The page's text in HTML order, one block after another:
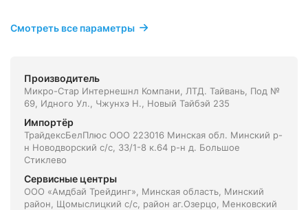
Смотреть все параметры
Производитель
Микро-Стар Интернешнл Компани, ЛТД. Тайвань, Под №
69, Идного Ул., Чжунхэ Н., Новый Тайбэй 235
Импортёр
ТрайдексБелПлюс ООО 223016 Минская обл. Минский р-
н Новодворский с/с, 33/1-8 к.64 р-н д. Большое
Стиклево
Сервисные центры
ООО «Амдбай Трейдинг», Минская область, Минский
район, Щомыслицкий с/с, район аг.Озерцо, Менковский